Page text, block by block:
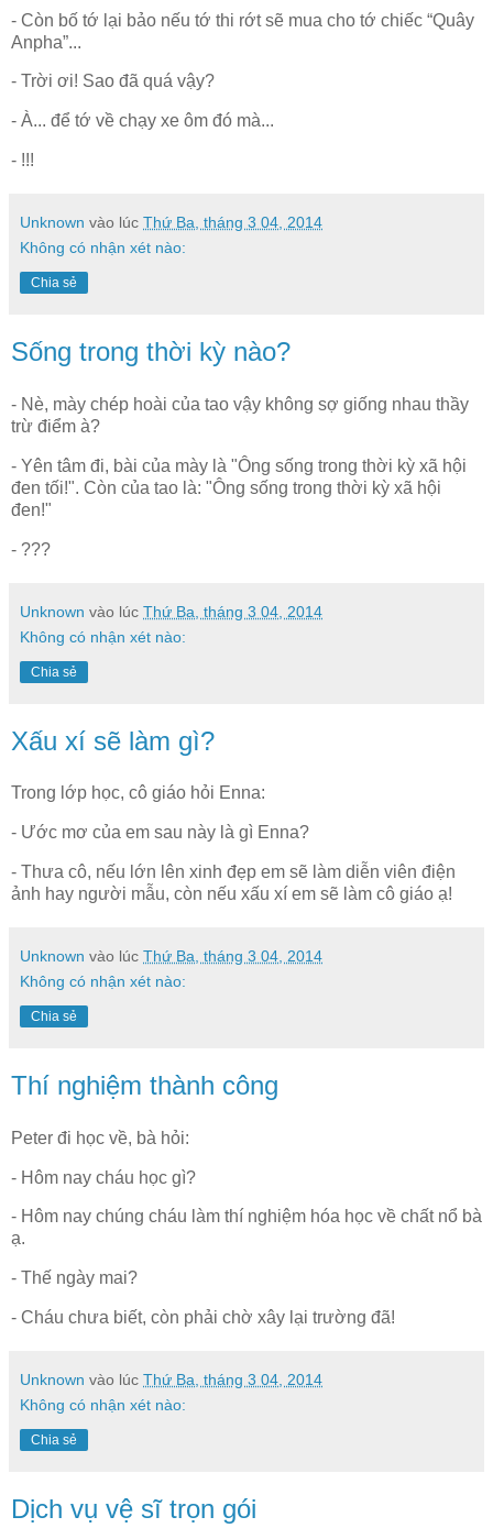
- Còn bố tớ lại bảo nếu tớ thi rớt sẽ mua cho tớ chiếc “Quây
Anpha”...
- Trời ơi! Sao đã quá vậy?
- À... để tớ về chạy xe ôm đó mà...
- !!!
Unknown vào lúc Thứ Ba, tháng 3 04, 2014
Không có nhận xét nào:
Chia sẻ
Sống trong thời kỳ nào?
- Nè, mày chép hoài của tao vậy không sợ giống nhau thầy
trừ điểm à?
- Yên tâm đi, bài của mày là "Ông sống trong thời kỳ xã hội
đen tối!". Còn của tao là: "Ông sống trong thời kỳ xã hội
đen!"
- ???
Unknown vào lúc Thứ Ba, tháng 3 04, 2014
Không có nhận xét nào:
Chia sẻ
Xấu xí sẽ làm gì?
Trong lớp học, cô giáo hỏi Enna:
- Ước mơ của em sau này là gì Enna?
- Thưa cô, nếu lớn lên xinh đẹp em sẽ làm diễn viên điện
ảnh hay người mẫu, còn nếu xấu xí em sẽ làm cô giáo ạ!
Unknown vào lúc Thứ Ba, tháng 3 04, 2014
Không có nhận xét nào:
Chia sẻ
Thí nghiệm thành công
Peter đi học về, bà hỏi:
- Hôm nay cháu học gì?
- Hôm nay chúng cháu làm thí nghiệm hóa học về chất nổ bà
ạ.
- Thế ngày mai?
- Cháu chưa biết, còn phải chờ xây lại trường đã!
Unknown vào lúc Thứ Ba, tháng 3 04, 2014
Không có nhận xét nào:
Chia sẻ
Dịch vụ vệ sĩ trọn gói